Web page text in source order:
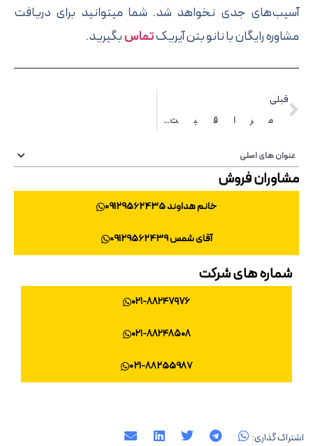
جدی نخواهد شد. شما میتوانید برای دریافت
رایگان با نانو بتن آیریکتماسبگیرید.
قبلی
های اصلی
فروش
خانم هداوند 09129562435
آقای شمس 09129562439
شماره های شرکت
۰۲۱-۸۸۲۴۷۹۷۶
۰۲۱-۸۸۲۴۸۵۰۸
021-88255987
گذاری: